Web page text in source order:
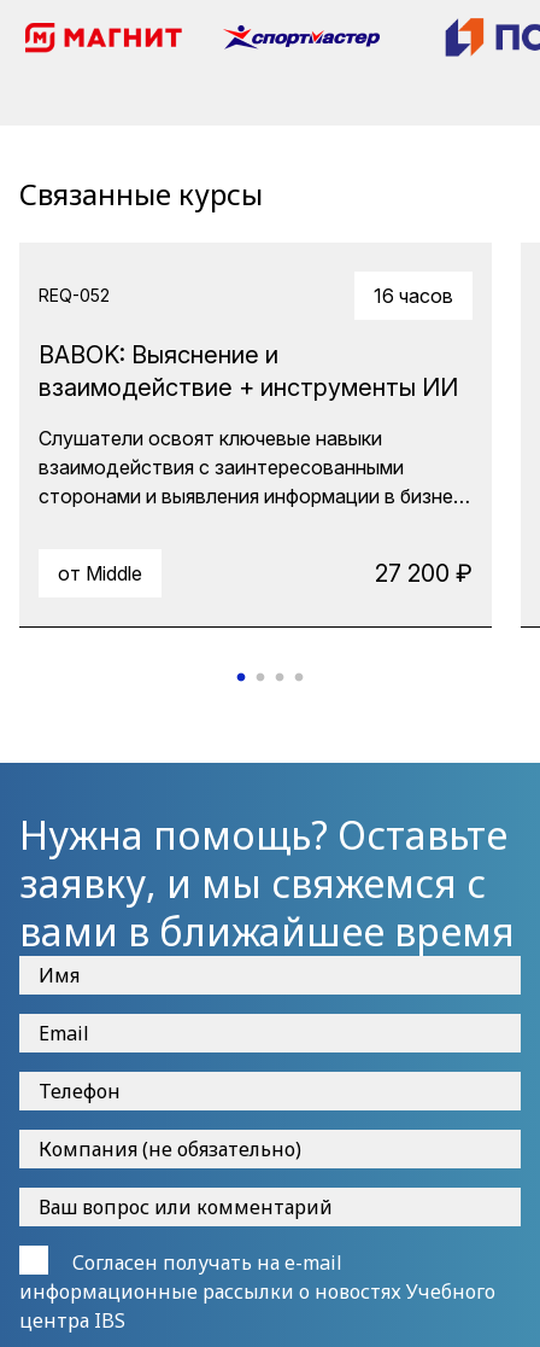
Связанные курсы
REQ-052 16 часов
BABOK: Выяснение и
взаимодействие + инструменты ИИ
Слушатели освоят ключевые навыки
взаимодействия с заинтересованными
сторонами и выявления информации в бизнес-
упражнения и примеры из реальных проектов,
какие задачи бизнес-анализа можно
от Middle 27 200 ₽
Нужна помощь? Оставьте
заявку, и мы свяжемся с
вами в ближайшее время
Согласен получать на e-mail
информационные рассылки о новостях Учебного
центра IBS